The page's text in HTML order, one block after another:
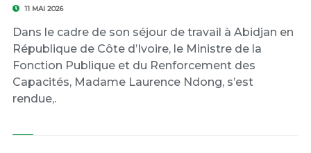
11 MAI 2026
Dans le cadre de son séjour de travail à Abidjan en
République de Côte d’Ivoire, le Ministre de la
Fonction Publique et du Renforcement des
Capacités, Madame Laurence Ndong, s’est
rendue,.